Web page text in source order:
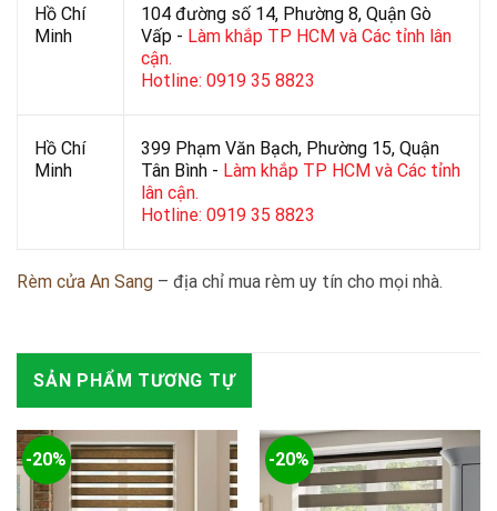
Hồ Chí
Minh
104 đường số 14, Phường 8, Quận Gò
Vấp - Làm khắp TP HCM và Các tỉnh lân
cận.
Hotline: 0919 35 8823
Hồ Chí
Minh
399 Phạm Văn Bạch, Phường 15, Quận
Tân Bình - Làm khắp TP HCM và Các tỉnh
lân cận.
Hotline: 0919 35 8823
Rèm cửa An Sang – địa chỉ mua rèm uy tín cho mọi nhà.
SẢN PHẨM TƯƠNG TỰ
-20% -20%